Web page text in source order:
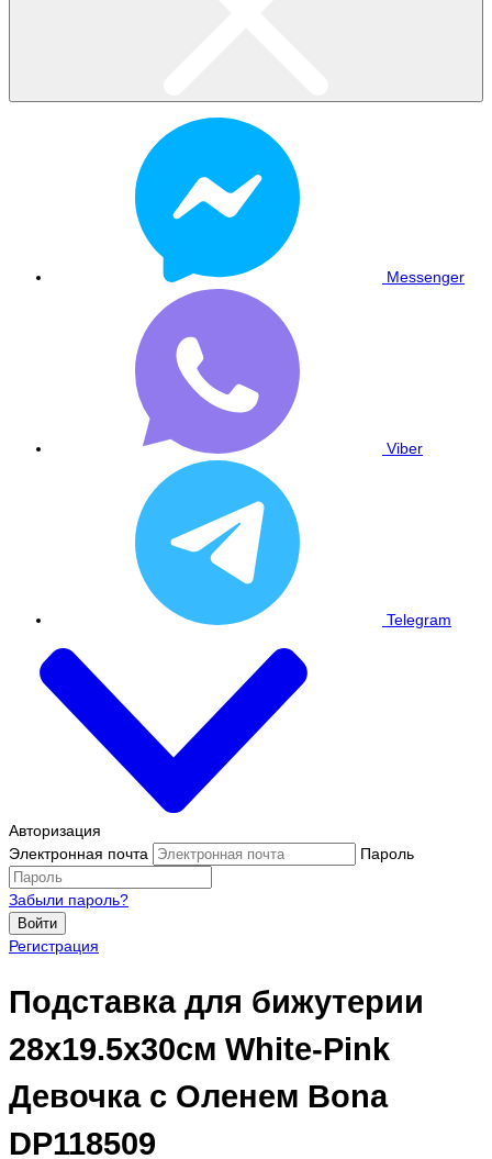
Messenger
Viber
Telegram
Авторизация
Электронная почта
Пароль
Забыли пароль?
Войти
Регистрация
Подставка для бижутерии
28х19.5х30см White-Pink
Девочка с Оленем Bona
DP118509